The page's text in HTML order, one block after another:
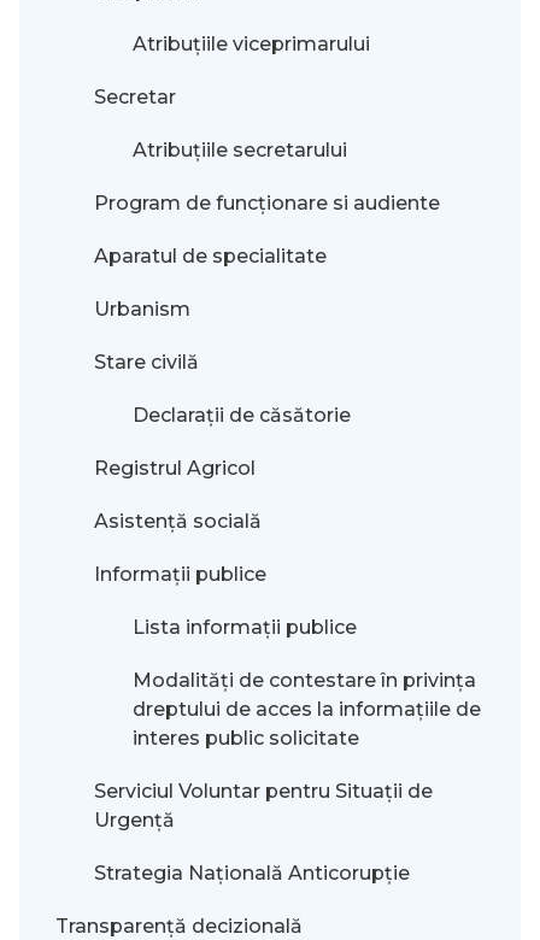
Atribuțiile viceprimarului
Secretar
Atribuțiile secretarului
Program de funcționare si audiente
Aparatul de specialitate
Urbanism
Stare civilă
Declarații de căsătorie
Registrul Agricol
Asistență socială
Informații publice
Lista informații publice
Modalităţi de contestare în privinţa
dreptului de acces la informaţiile de
interes public solicitate
Serviciul Voluntar pentru Situații de
Urgență
Strategia Națională Anticorupție
Transparență decizională